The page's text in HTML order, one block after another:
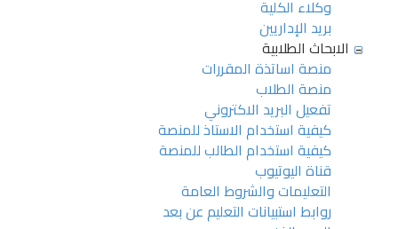
وكلاء الكلية
بريد الإداريين
الابحاث الطلابية
منصة اساتذة المقررات
منصة الطلاب
تفعيل البريد الاكتروني
كيفية استخدام الاستاذ للمنصة
كيفية استخدام الطالب للمنصة
قناة اليوتيوب
التعليمات والشروط العامة
روابط استبيانات التعليم عن بعد